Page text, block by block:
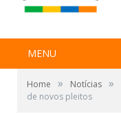
MENU
Home » Notícias »
de novos pleitos